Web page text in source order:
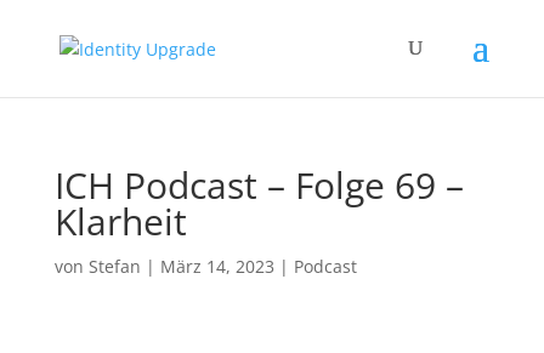
ICH Podcast – Folge 69 –
Klarheit
von Stefan | März 14, 2023 | Podcast